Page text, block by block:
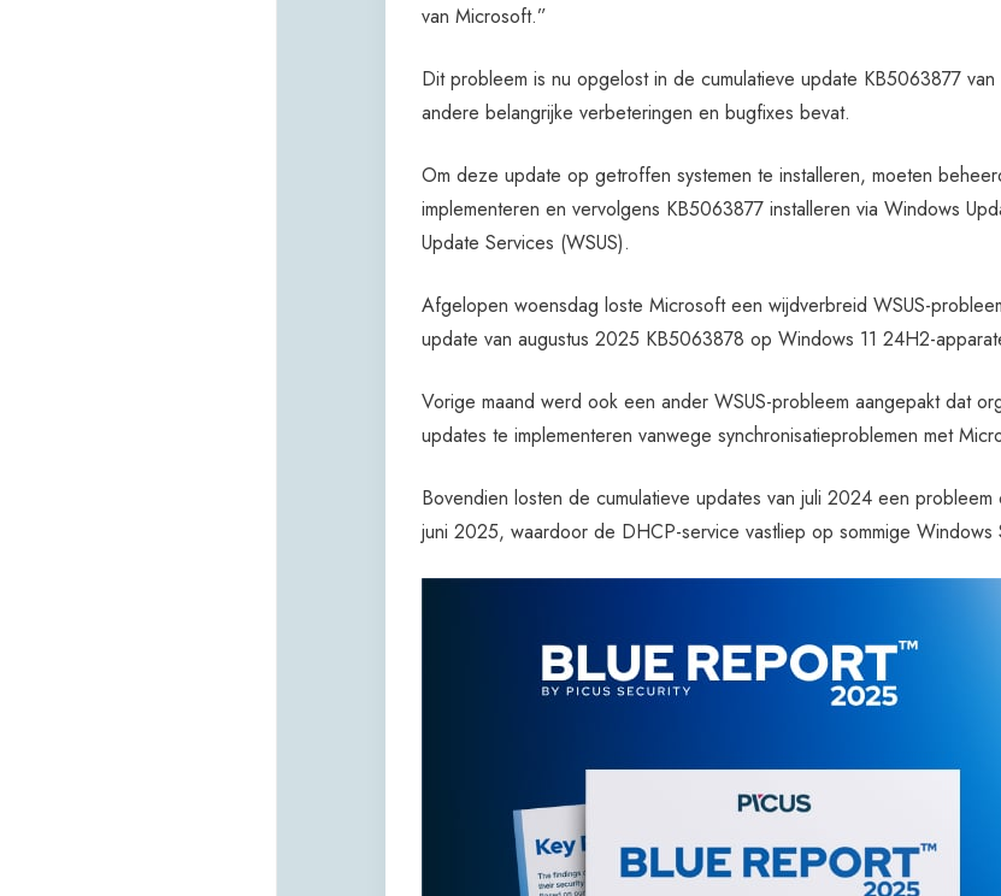
van Microsoft.”
Dit probleem is nu opgelost in de cumulatieve update KB5063877
andere belangrijke verbeteringen en bugfixes bevat.
Om deze update op getroffen systemen te installeren, moeten
implementeren en vervolgens KB5063877 installeren via Windows
Update Services (WSUS).
Afgelopen woensdag loste Microsoft een wijdverbreid WSUS-
update van augustus 2025 KB5063878 op Windows 11 24H2-
Vorige maand werd ook een ander WSUS-probleem aangepakt dat
updates te implementeren vanwege synchronisatieproblemen met
Bovendien losten de cumulatieve updates van juli 2024 een
juni 2025, waardoor de DHCP-service vastliep op sommige Windows